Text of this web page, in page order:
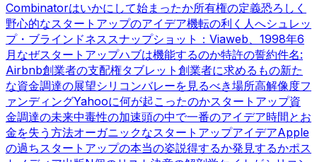
Combinatorはいかにして始まったか所有権の定義恐ろしく
野心的なスタートアップのアイデア機転の利く人へシュレッ
プ・ブラインドネススナップショット：Viaweb、1998年6
月 なぜスタートアップハブは機能するのか特許の誓約件名:
Airbnb創業者の支配権タブレット 創業者に求めるもの新た
な資金調達の展望シリコンバレーを見るべき場所高解像度フ
ァンディングYahooに何が起こったのかスタートアップ資
金調達の未来中毒性の加速頭の中で一番のアイデア時間とお
金を失う方法オーガニックなスタートアップアイデアApple
の過ちスタートアップの本当の姿説得するか発見するかポス